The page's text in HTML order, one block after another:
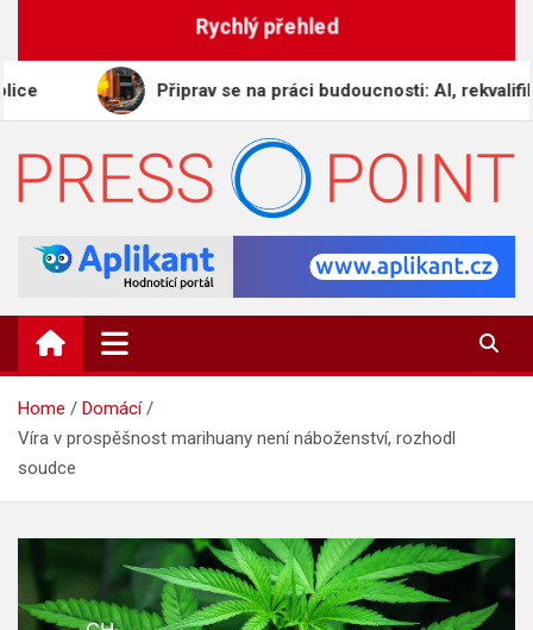
Rychlý přehled
Připrav se na práci budoucnosti: AI, rekvalifikace a
PRESS-POINT.CZ
Home
Domácí
Víra v prospěšnost marihuany není náboženství, rozhodl
soudce